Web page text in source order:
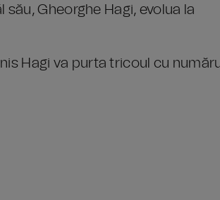
Gheorghe Hagi, evolua la
Hagi va purta tricoul cu